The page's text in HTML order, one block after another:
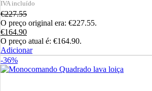
€227.55
O preço original era: €227.55.
€164.90
O preço atual é: €164.90.
Adicionar
-36%